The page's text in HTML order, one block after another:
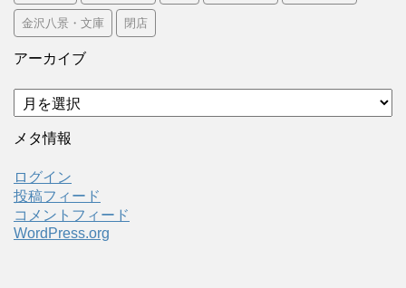
金沢八景・文庫 閉店
アーカイブ
ア
ー
カ
ブ
メタ情報
ログイン
投稿フィード
コメントフィード
WordPress.org